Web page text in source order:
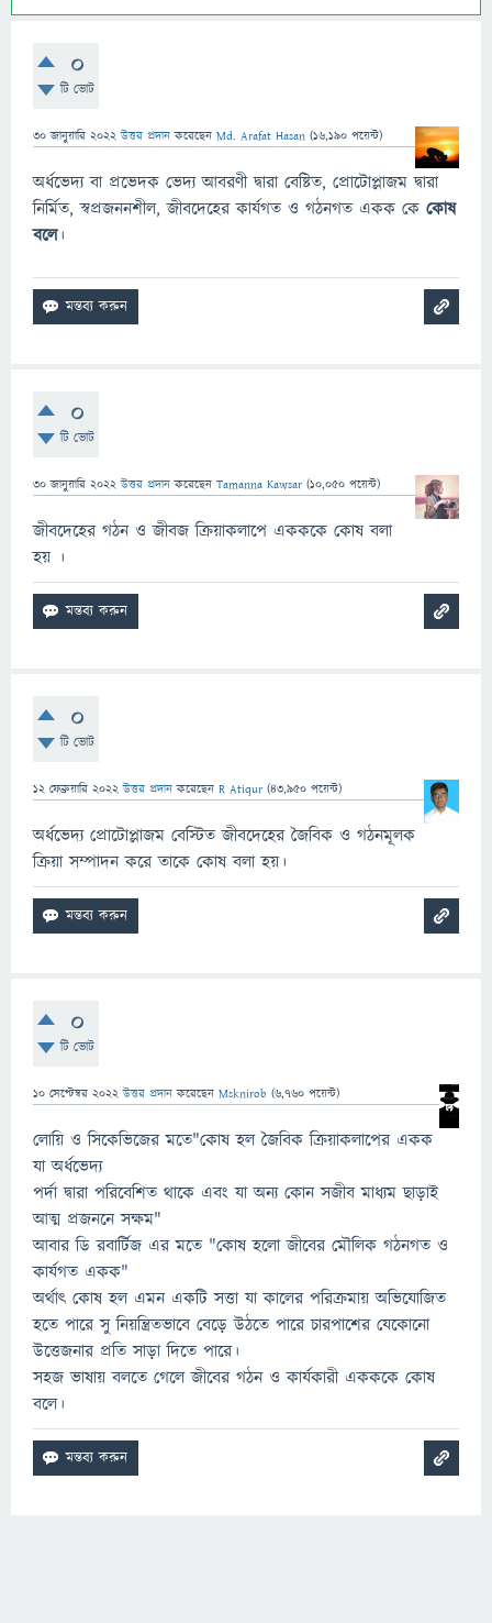
0
টি ভোট
30 জানুয়ারি 2022 উত্তর প্রদান করেছেন Md. Arafat Hasan (16,190 পয়েন্ট)
অর্ধভেদ্য বা প্রভেদক ভেদ্য আবরণী দ্বারা বেষ্টিত, প্রোটোপ্লাজম দ্বারা
নির্মিত, স্বপ্রজননশীল, জীবদেহের কার্যগত ও গঠনগত একক কে কোষ
বলে।
0
টি ভোট
30 জানুয়ারি 2022 উত্তর প্রদান করেছেন Tamanna Kawsar (10,050 পয়েন্ট)
জীবদেহের গঠন ও জীবজ ক্রিয়াকলাপে একককে কোষ বলা
হয় ।
0
টি ভোট
12 ফেব্রুয়ারি 2022 উত্তর প্রদান করেছেন R Atiqur (43,950 পয়েন্ট)
অর্ধভেদ্য প্রোটোপ্লাজম বেস্টিত জীবদেহের জৈবিক ও গঠনমূলক
ক্রিয়া সম্পাদন করে তাকে কোষ বলা হয়।
0
টি ভোট
10 সেপ্টেম্বর 2022 উত্তর প্রদান করেছেন Msknirob (6,760 পয়েন্ট)
লোয়ি ও সিকেভিজের মতে"কোষ হল জৈবিক ক্রিয়াকলাপের একক
যা অর্ধভেদ্য
পর্দা দ্বারা পরিবেশিত থাকে এবং যা অন্য কোন সজীব মাধ্যম ছাড়াই
আত্ম প্রজননে সক্ষম"
আবার ডি রবার্টিজ এর মতে "কোষ হলো জীবের মৌলিক গঠনগত ও
কার্যগত একক"
অর্থাৎ কোষ হল এমন একটি সত্তা যা কালের পরিক্রমায় অভিযোজিত
হতে পারে সু নিয়ন্ত্রিতভাবে বেড়ে উঠতে পারে চারপাশের যেকোনো
উত্তেজনার প্রতি সাড়া দিতে পারে।
সহজ ভাষায় বলতে গেলে জীবের গঠন ও কার্যকারী একককে কোষ
বলে।